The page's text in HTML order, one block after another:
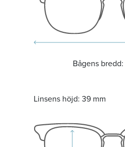
Bågens bredd:
Linsens höjd: 39 mm